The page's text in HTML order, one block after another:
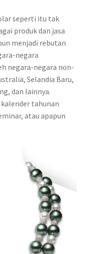
seperti itu tak
produk dan jasa
menjadi rebutan
negara
negara-negara non-
Selandia Baru,
dan lainnya.
tahunan
atau apapun